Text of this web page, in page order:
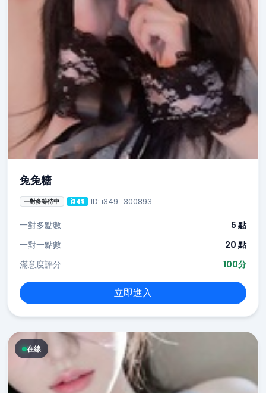
兔兔糖
一對多等待中 i349 ID: i349_300893
一對多點數
5 點
一對一點數
20 點
滿意度評分
100分
立即進入
在線